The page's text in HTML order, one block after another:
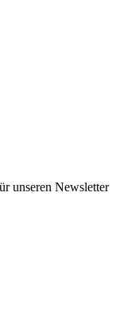
unseren Newsletter